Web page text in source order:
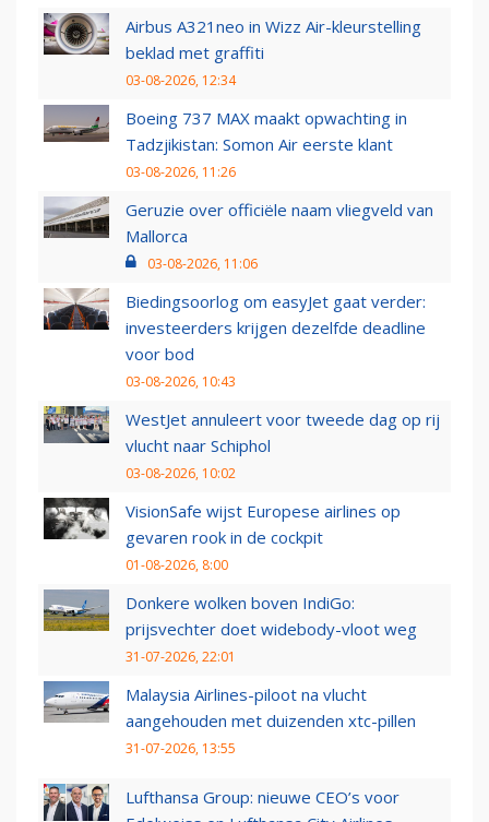
Airbus A321neo in Wizz Air-kleurstelling
beklad met graffiti
03-08-2026, 12:34
Boeing 737 MAX maakt opwachting in
Tadzjikistan: Somon Air eerste klant
03-08-2026, 11:26
Geruzie over officiële naam vliegveld van
Mallorca
03-08-2026, 11:06
Biedingsoorlog om easyJet gaat verder:
investeerders krijgen dezelfde deadline
voor bod
03-08-2026, 10:43
WestJet annuleert voor tweede dag op rij
vlucht naar Schiphol
03-08-2026, 10:02
VisionSafe wijst Europese airlines op
gevaren rook in de cockpit
01-08-2026, 8:00
Donkere wolken boven IndiGo:
prijsvechter doet widebody-vloot weg
31-07-2026, 22:01
Malaysia Airlines-piloot na vlucht
aangehouden met duizenden xtc-pillen
31-07-2026, 13:55
Lufthansa Group: nieuwe CEO’s voor